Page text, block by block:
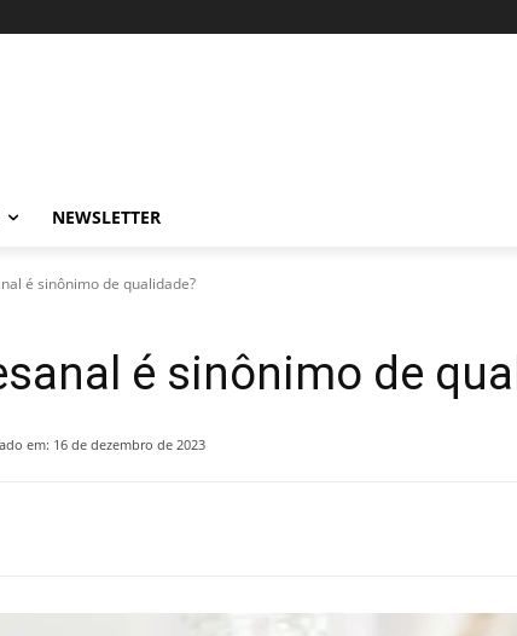
NEWSLETTER
é sinônimo de qualidade?
é sinônimo de
em: 16 de dezembro de 2023